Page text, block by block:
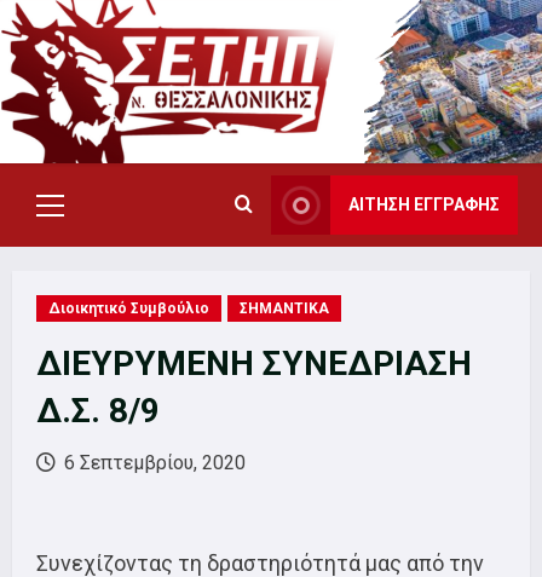
Skip
to
content
Primary
Menu
ΑΙΤΗΣΗ ΕΓΓΡΑΦΗΣ
Διοικητικό Συμβούλιο ΣΗΜΑΝΤΙΚΑ
ΔΙΕΥΡΥΜΕΝΗ ΣΥΝΕΔΡΙΑΣΗ
Δ.Σ. 8/9
6 Σεπτεμβρίου, 2020
Συνεχίζοντας τη δραστηριότητά μας από την